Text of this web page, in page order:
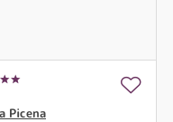
Picena